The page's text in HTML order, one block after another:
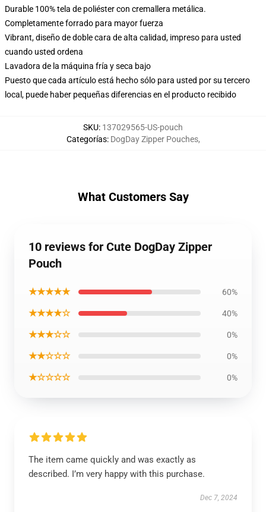
Durable 100% tela de poliéster con cremallera metálica.
Completamente forrado para mayor fuerza
Vibrant, diseño de doble cara de alta calidad, impreso para usted
cuando usted ordena
Lavadora de la máquina fría y seca bajo
Puesto que cada artículo está hecho sólo para usted por su tercero
local, puede haber pequeñas diferencias en el producto recibido
SKU: 137029565-US-pouch
Categorías: DogDay Zipper Pouches,
What Customers Say
10 reviews for Cute DogDay Zipper
Pouch
★★★★★ 60%
★★★★☆ 40%
★★★☆☆ 0%
★★☆☆☆ 0%
★☆☆☆☆ 0%
The item came quickly and was exactly as
described. I’m very happy with this purchase.
Dec 7, 2024